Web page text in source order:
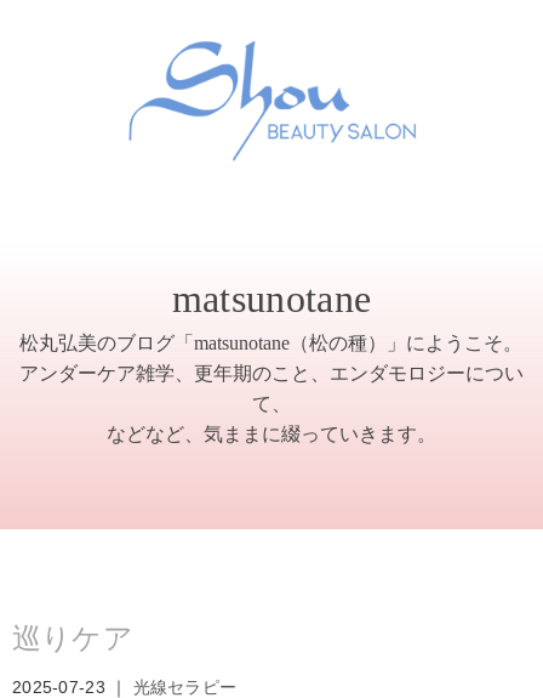
matsunotane
松丸弘美のブログ「matsunotane（松の種）」にようこそ。
アンダーケア雑学、更年期のこと、エンダモロジーについ
て、
などなど、気ままに綴っていきます。
巡りケア
2025-07-23 ｜ 光線セラピー